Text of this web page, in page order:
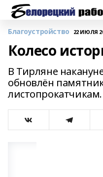
Благоустройство 22 ИЮЛЯ
Колесо
В Тирляне
обновлён
листопрокатчикам.